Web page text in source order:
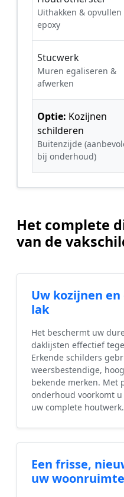
Uithakken &
epoxy
Stucwerk
Muren egaliseren &
afwerken
Optie: Kozijnen
schilderen
Buitenzijde
bij onderhoud)
Het complete
van de
Uw kozijnen
lak
Het beschermt uw
daklijsten effectief
Erkende schilders
weersbestendige,
bekende merken. Met
onderhoud voorkomt
uw complete houtwerk.
Een frisse,
uw